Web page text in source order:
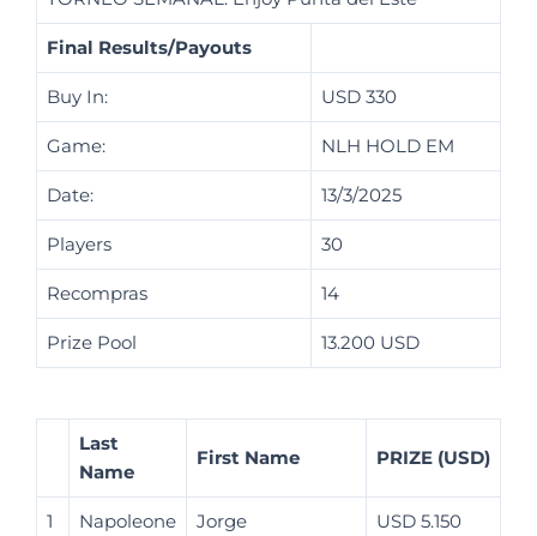
Final Results/Payouts
Buy In: USD 330
Game: NLH HOLD EM
Date: 13/3/2025
Players 30
Recompras 14
Prize Pool 13.200 USD
Last
Name
First Name PRIZE (USD)
1 Napoleone Jorge USD 5.150